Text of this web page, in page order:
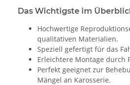
Das Wichtigste im
Hochwertige
qualitativen Materialien.
Speziell gefertigt für das
Erleichtere Montage durch
Perfekt geeignet zur
Mängel an Karosserie.